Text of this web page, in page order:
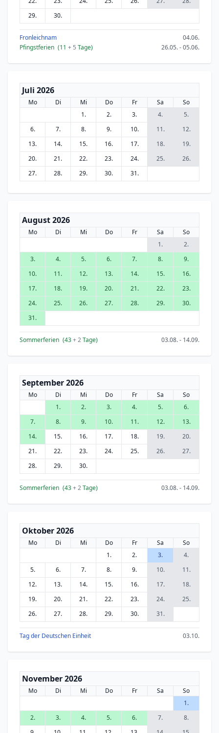
29.
30.
Fronleichnam
04.06.
Pfingstferien (11 + 5 Tage) 26.05. - 05.06.
Juli 2026
Mo Di Mi Do Fr Sa
So
1.
2. 3. 4.
5.
6.
7. 8. 9. 10. 11.
12.
13.
14. 15. 16. 17. 18.
19.
20.
21. 22. 23. 24. 25.
26.
27.
28. 29. 30. 31.
August 2026
Mo Di Mi Do Fr Sa
So
1.
2.
3.
4. 5. 6. 7. 8.
9.
10.
11. 12. 13. 14. 15.
16.
17.
18. 19. 20. 21. 22.
23.
24.
25. 26. 27. 28. 29.
30.
31.
Sommerferien (43+ 2Tage) 03.08. - 14.09.
September 2026
Mo Di Mi Do Fr Sa
So
1.
2. 3. 4. 5.
6.
7.
8. 9. 10. 11. 12.
13.
14.
15. 16. 17. 18. 19.
20.
21.
22. 23. 24. 25. 26.
27.
28.
29. 30.
Sommerferien (43+ 2Tage) 03.08. - 14.09.
Oktober 2026
Mo Di Mi Do Fr Sa
So
1.
2. 3.
4.
5.
6. 7. 8. 9. 10.
11.
12.
13. 14. 15. 16. 17.
18.
19.
20. 21. 22. 23. 24.
25.
26.
27. 28. 29. 30. 31.
Tag der Deutschen Einheit 03.10.
November 2026
Mo Di Mi Do Fr Sa
So
1.
2.
3. 4. 5. 6. 7.
8.